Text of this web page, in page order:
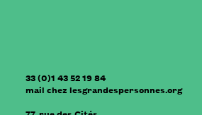
33 (0)1 43 52 19 84
mail chez lesgrandespersonnes.org